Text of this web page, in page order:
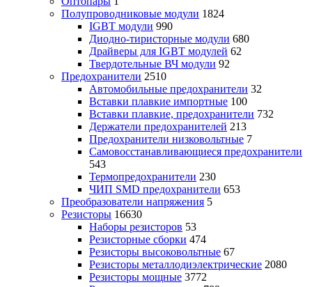
Полупроводниковые модули 1824
IGBT модули 990
Диодно-тиристорные модули 680
Драйверы для IGBT модулей 62
Твердотельные ВЧ модули 92
Предохранители 2510
Автомобильные предохранители 32
Вставки плавкие импортные 100
Вставки плавкие, предохранители 732
Держатели предохранителей 213
Предохранители низковольтные 7
Самовосстанавливающиеся предохранители
543
Термопредохранители 230
ЧИП SMD предохранители 653
Преобразователи напряжения 5
Резисторы 16630
Наборы резисторов 53
Резисторные сборки 474
Резисторы высоковольтные 67
Резисторы металлодиэлектрические 2080
Резисторы мощные 3772